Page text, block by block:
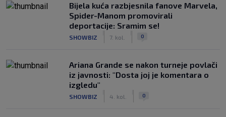
Bijela kuća razbjesnila fanove Marvela,
Spider-Manom promovirali
deportacije: Sramim se!
SHOWBIZ 7. kol. 0
Ariana Grande se nakon turneje povlači
iz javnosti: "Dosta joj je komentara o
izgledu"
SHOWBIZ 4. kol. 0